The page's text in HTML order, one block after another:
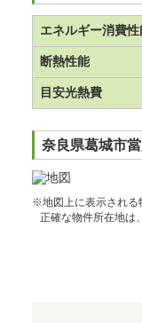
エネルギー消費性
断熱性能
目安光熱費
奈良県葛城市
※地図上に表示される
正確な物件所在地は